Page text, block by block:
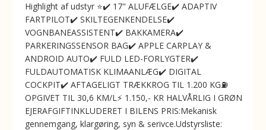
Highlight af udstyr ⭐✔️ 17" ALUFÆLGE✔️ ADAPTIV
FARTPILOT✔️ SKILTEGENKENDELSE✔️
VOGNBANEASSISTENT✔️ BAKKAMERA✔️
PARKERINGSSENSOR BAG✔️ APPLE CARPLAY &
ANDROID AUTO✔️ FULD LED-FORLYGTER✔️
FULDAUTOMATISK KLIMAANLÆG✔️ DIGITAL
COCKPIT✔️ AFTAGELIGT TRÆKKROG TIL 1.200 KG⛽️
OPGIVET TIL 30,6 KM/L⚡️ 1.150,- KR HALVÅRLIG I GRØN
EJERAFGIFTINKLUDERET I BILENS PRIS:Mekanisk
gennemgang, klargøring, syn & serivce.Udstyrsliste: